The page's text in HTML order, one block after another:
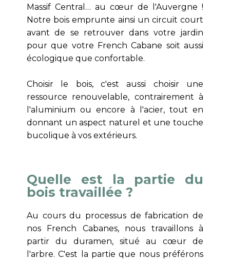
Massif Central… au cœur de l'Auvergne !
Notre bois emprunte ainsi un circuit court
avant de se retrouver dans votre jardin
pour que votre French Cabane soit aussi
écologique que confortable.
Choisir le bois, c'est aussi choisir une
ressource renouvelable, contrairement à
l'aluminium ou encore à l'acier, tout en
donnant un aspect naturel et une touche
bucolique à vos extérieurs.
Quelle est la partie du
bois travaillée ?
Au cours du processus de fabrication de
nos French Cabanes, nous travaillons à
partir du duramen, situé au cœur de
l'arbre. C'est la partie que nous préférons